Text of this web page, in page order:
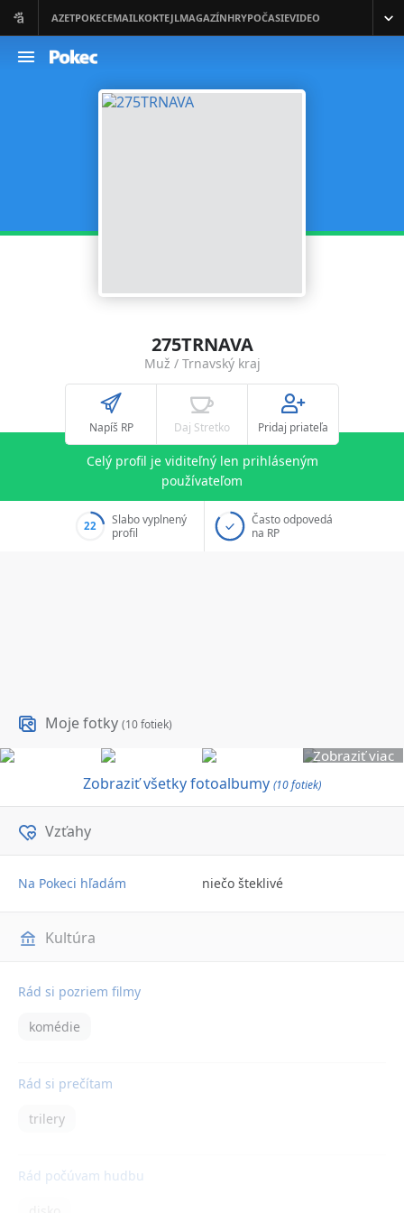
275TRNAVA
Muž / Trnavský kraj
Napíš RP Daj Stretko Pridaj priateľa
Celý profil je viditeľný len prihláseným
používateľom
22
Slabo vyplnený
profil
Často odpovedá
na RP
Moje fotky(10 fotiek)
Zobraziť viac
Zobraziť všetky fotoalbumy (10 fotiek)
Vzťahy
Na Pokeci hľadám niečo šteklivé
Kultúra
Rád si pozriem filmy
komédie
Rád si prečítam
trilery
Rád počúvam hudbu